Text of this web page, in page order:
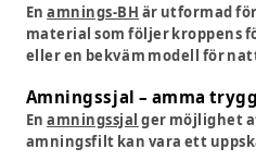
Enamnings-BH är utformad
material som följer kroppens
eller en bekväm modell för
Amningssjal – amma
Enamningssjal ger möjlighet
amningsfilt kan vara ett